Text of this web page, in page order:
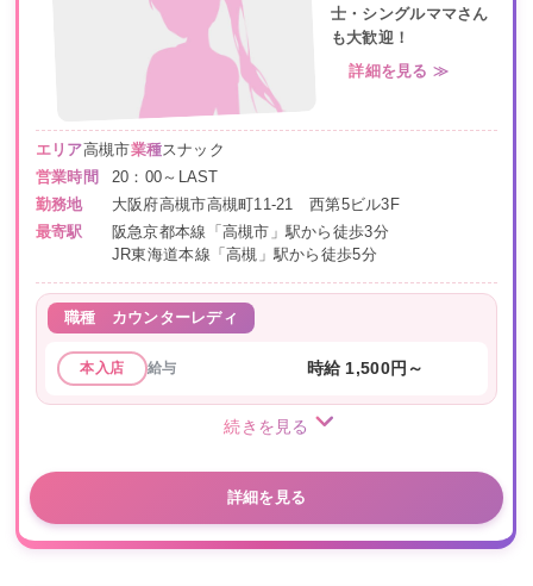
士・シングルママさん
も大歓迎！
詳細を見る ≫
エリア高槻市業種スナック
営業時間
20：00～LAST
勤務地
大阪府高槻市高槻町11-21 西第5ビル3F
最寄駅
阪急京都本線「高槻市」駅から徒歩3分
JR東海道本線「高槻」駅から徒歩5分
職種 カウンターレディ
本入店 給与 時給 1,500円～
続きを見る
詳細を見る